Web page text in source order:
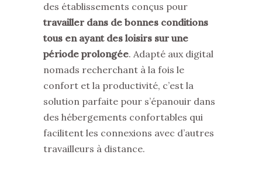
des établissements conçus pour
travailler dans de bonnes conditions
tous en ayant des loisirs sur une
période prolongée. Adapté aux digital
nomads recherchant à la fois le
confort et la productivité, c’est la
solution parfaite pour s’épanouir dans
des hébergements confortables qui
facilitent les connexions avec d’autres
travailleurs à distance.